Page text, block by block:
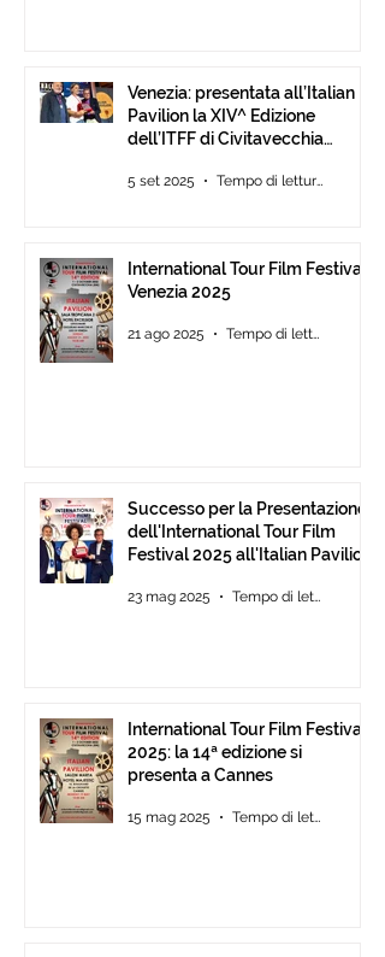
Venezia: presentata all’Italian
Pavilion la XIV^ Edizione
dell’ITFF di Civitavecchia
Award 2025
5 set 2025 Tempo di lettura: 3 min
International Tour Film Festival
Venezia 2025
21 ago 2025 Tempo di lettura: 3 min
Successo per la Presentazione
dell'International Tour Film
Festival 2025 all'Italian Pavilion
23 mag 2025 Tempo di lettura: 2 min
International Tour Film Festival
2025: la 14ª edizione si
presenta a Cannes
15 mag 2025 Tempo di lettura: 2 min